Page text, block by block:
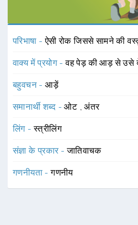
परिभाषा -ऐसी रोक जिससे सामने की
वाक्य में प्रयोग -वह पेड़ की आड़ से उसे
बहुवचन -आड़ें
समानार्थी शब्द -ओट ,अंतर
लिंग -स्त्रीलिंग
संज्ञा के प्रकार -जातिवाचक
गणनीयता -गणनीय